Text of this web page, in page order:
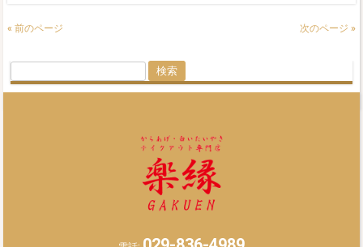
« 前のページ 次のページ »
索: